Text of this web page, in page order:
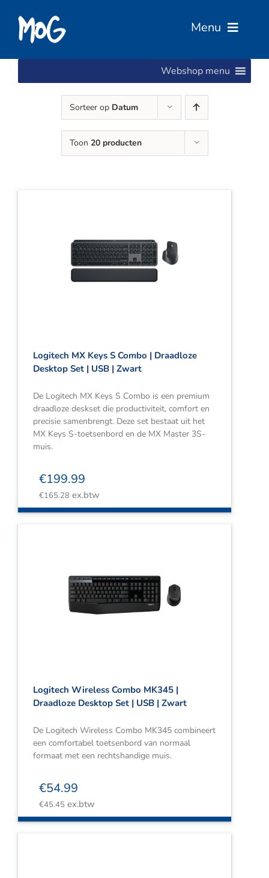
inhoud
Menu
Services
Winkelwagen
Webshop menu
Sorteer op Datum
Toon 20 producten
Logitech MX Keys S Combo | Draadloze
Desktop Set | USB | Zwart
De Logitech MX Keys S Combo is een premium
draadloze deskset die productiviteit, comfort en
precisie samenbrengt. Deze set bestaat uit het
MX Keys S-toetsenbord en de MX Master 3S-
muis.
€199.99
€165.28 ex.btw
Logitech Wireless Combo MK345 |
Draadloze Desktop Set | USB | Zwart
De Logitech Wireless Combo MK345 combineert
een comfortabel toetsenbord van normaal
formaat met een rechtshandige muis.
€54.99
€45.45 ex.btw